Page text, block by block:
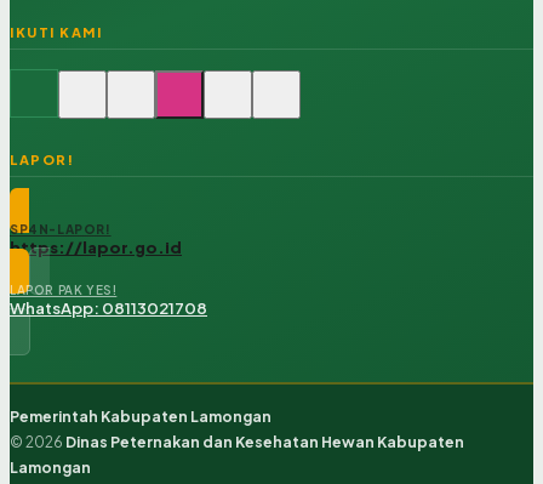
IKUTI KAMI
LAPOR!
SP4N-LAPOR!
https://lapor.go.id
LAPOR PAK YES!
WhatsApp: 08113021708
Pemerintah Kabupaten Lamongan
© 2026 Dinas Peternakan dan Kesehatan Hewan Kabupaten
Lamongan